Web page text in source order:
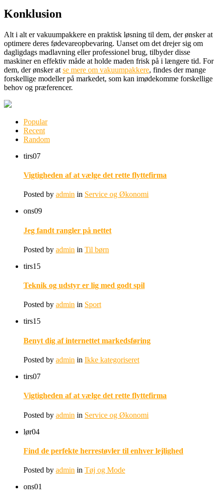
Konklusion
Alt i alt er vakuumpakkere en praktisk løsning til dem, der ønsker at
optimere deres fødevareopbevaring. Uanset om det drejer sig om
dagligdags madlavning eller professionel brug, tilbyder disse
maskiner en effektiv måde at holde maden frisk på i længere tid. For
dem, der ønsker at se mere om vakuumpakkere, findes der mange
forskellige modeller på markedet, som kan imødekomme forskellige
behov og præferencer.
Popular
Recent
Random
tirs07
Vigtigheden af at vælge det rette flyttefirma
Posted by admin in Service og Økonomi
ons09
Jeg fandt rangler på nettet
Posted by admin in Til børn
tirs15
Teknik og udstyr er lig med godt spil
Posted by admin in Sport
tirs15
Benyt dig af internettet markedsføring
Posted by admin in Ikke kategoriseret
tirs07
Vigtigheden af at vælge det rette flyttefirma
Posted by admin in Service og Økonomi
lør04
Find de perfekte herrestøvler til enhver lejlighed
Posted by admin in Tøj og Mode
ons01